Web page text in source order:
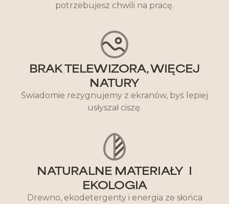
potrzebujesz chwili na pracę.
BRAK TELEWIZORA, WIĘCEJ
NATURY
Świadomie rezygnujemy z ekranów, byś lepiej
usłyszał ciszę.
NATURALNE MATERIAŁY I
EKOLOGIA
Drewno, ekodetergenty i energia ze słońca